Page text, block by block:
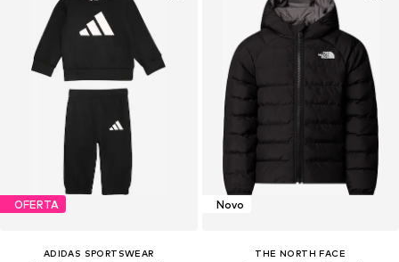
OFERTA
ADIDAS SPORTSWEAR
Novo
THE NORTH FACE